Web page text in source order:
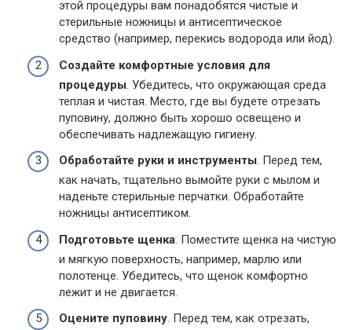
этой процедуры вам понадобятся чистые и
стерильные ножницы и антисептическое
средство (например, перекись водорода или йод).
Создайте комфортные условия для
процедуры. Убедитесь, что окружающая среда
теплая и чистая. Место, где вы будете отрезать
пуповину, должно быть хорошо освещено и
обеспечивать надлежащую гигиену.
Обработайте руки и инструменты. Перед тем,
как начать, тщательно вымойте руки с мылом и
наденьте стерильные перчатки. Обработайте
ножницы антисептиком.
Подготовьте щенка. Поместите щенка на чистую
и мягкую поверхность, например, марлю или
полотенце. Убедитесь, что щенок комфортно
лежит и не двигается.
Оцените пуповину. Перед тем, как отрезать,